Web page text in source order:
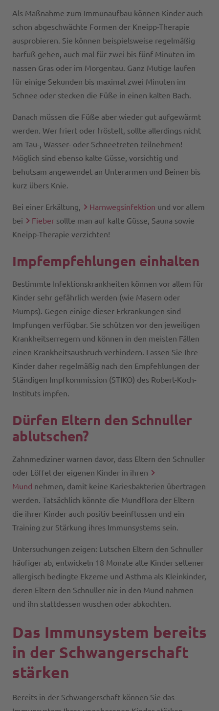
Als Maßnahme zum Immunaufbau können Kinder auch
schon abgeschwächte Formen der Kneipp-Therapie
ausprobieren. Sie können beispielsweise regelmäßig
barfuß gehen, auch mal für zwei bis fünf Minuten im
nassen Gras oder im Morgentau. Ganz Mutige laufen
für einige Sekunden bis maximal zwei Minuten im
Schnee oder stecken die Füße in einen kalten Bach.
Danach müssen die Füße aber wieder gut aufgewärmt
werden. Wer friert oder fröstelt, sollte allerdings nicht
am Tau-, Wasser- oder Schneetreten teilnehmen!
Möglich sind ebenso kalte Güsse, vorsichtig und
behutsam angewendet an Unterarmen und Beinen bis
kurz übers Knie.
Bei einer Erkältung, Harnwegsinfektion und vor allem
bei
Fieber sollte man auf kalte Güsse, Sauna sowie
Kneipp-Therapie verzichten!
Impfempfehlungen einhalten
Bestimmte Infektionskrankheiten können vor allem für
Kinder sehr gefährlich werden (wie Masern oder
Mumps). Gegen einige dieser Erkrankungen sind
Impfungen verfügbar. Sie schützen vor den jeweiligen
Krankheitserregern und können in den meisten Fällen
einen Krankheitsausbruch verhindern. Lassen Sie Ihre
Kinder daher regelmäßig nach den Empfehlungen der
Ständigen Impfkommission (STIKO) des Robert-Koch-
Instituts impfen.
Dürfen Eltern den Schnuller
ablutschen?
Zahnmediziner warnen davor, dass Eltern den Schnuller
oder Löffel der eigenen Kinder in ihren
Mund nehmen, damit keine Kariesbakterien übertragen
werden. Tatsächlich könnte die Mundflora der Eltern
die ihrer Kinder auch positiv beeinflussen und ein
Training zur Stärkung ihres Immunsystems sein.
Untersuchungen zeigen: Lutschen Eltern den Schnuller
häufiger ab, entwickeln 18 Monate alte Kinder seltener
allergisch bedingte Ekzeme und Asthma als Kleinkinder,
deren Eltern den Schnuller nie in den Mund nahmen
und ihn stattdessen wuschen oder abkochten.
Das Immunsystem bereits
in der Schwangerschaft
stärken
Bereits in der Schwangerschaft können Sie das